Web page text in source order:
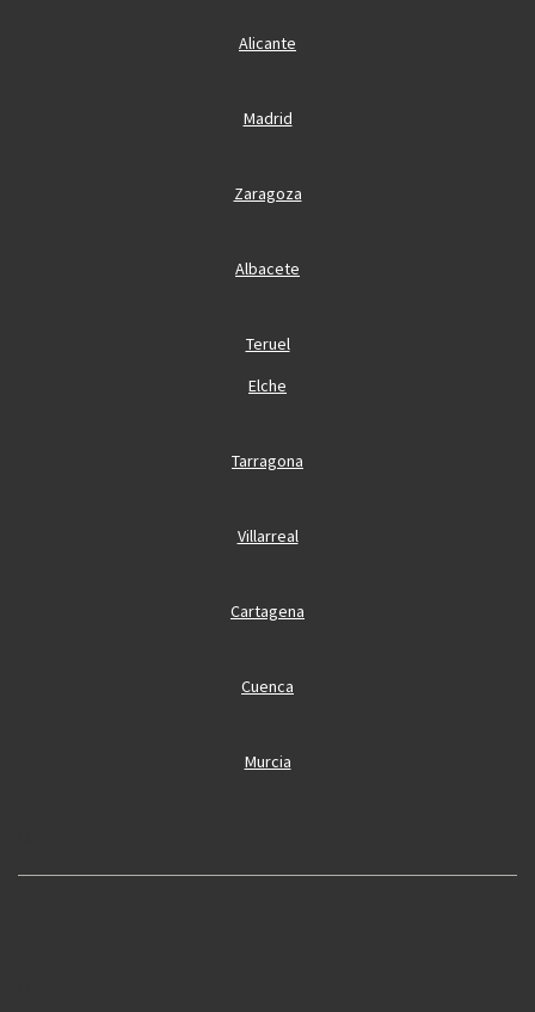
Alicante
Madrid
Zaragoza
Albacete
Teruel
Elche
Tarragona
Villarreal
Cartagena
Cuenca
Murcia